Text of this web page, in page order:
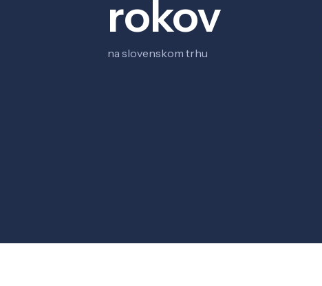
rokov
na slovenskom trhu